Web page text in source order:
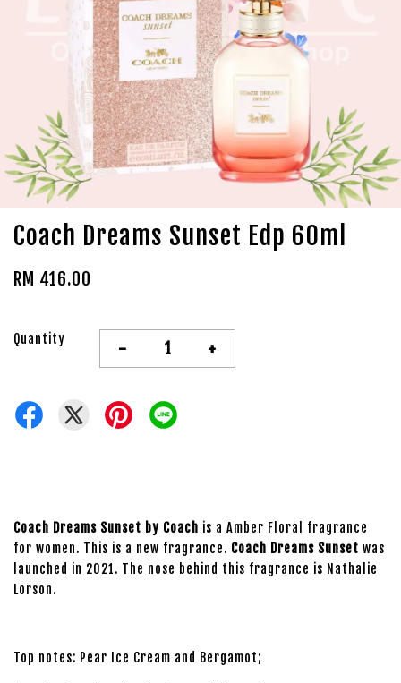
Coach Dreams Sunset Edp 60ml
RM 416.00
Quantity - +
Coach Dreams Sunset by Coach is a Amber Floral fragrance
for women. This is a new fragrance. Coach Dreams Sunset was
launched in 2021. The nose behind this fragrance is Nathalie
Lorson.
Top notes: Pear Ice Cream and Bergamot;